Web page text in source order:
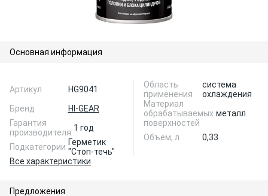
Основная информация
Артикул
HG9041
Бренд
HI-GEAR
Гарантия
производителя 1 год
Подкатегории Герметик
"Стоп-течь"
Область
применения
система
охлаждения
Материал
обрабатываемых
поверхностей
металл
Объем, л 0,33
Все характеристики
Предложения